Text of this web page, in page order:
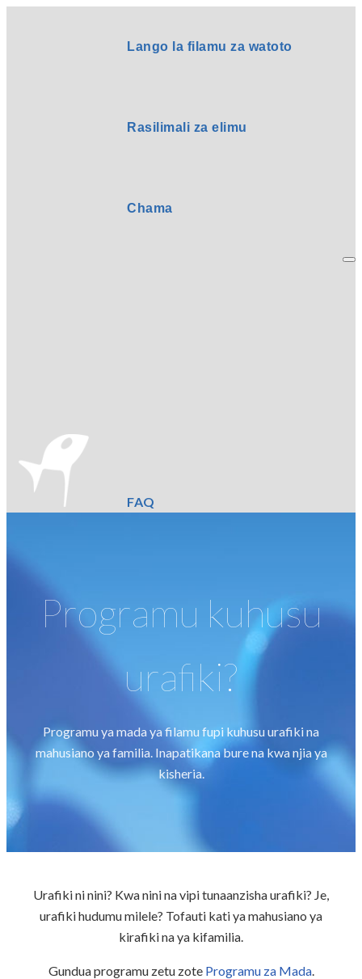
Lango la filamu za watoto
Rasilimali za elimu
Chama
FAQ
Programu kuhusu
urafiki?
Programu ya mada ya filamu fupi kuhusu urafiki na
mahusiano ya familia. Inapatikana bure na kwa njia ya
kisheria.
Urafiki ni nini? Kwa nini na vipi tunaanzisha urafiki? Je,
urafiki hudumu milele? Tofauti kati ya mahusiano ya
kirafiki na ya kifamilia.
Gundua programu zetu zote Programu za Mada.